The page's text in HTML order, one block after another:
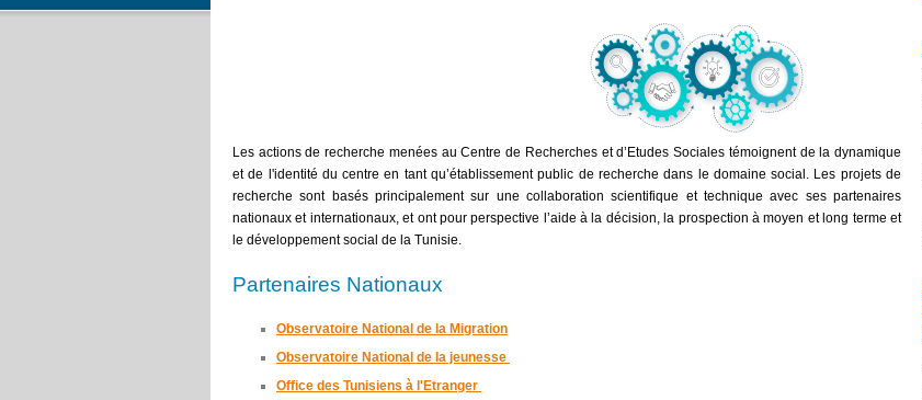
Les actions de recherche menées au Centre de Recherches et d’Etudes Sociales témoignent de la dynamique
et de l'identité du centre en tant qu’établissement public de recherche dans le domaine social. Les projets de
recherche sont basés principalement sur une collaboration scientifique et technique avec ses partenaires
nationaux et internationaux, et ont pour perspective l’aide à la décision, la prospection à moyen et long terme et
le développement social de la Tunisie.
Partenaires Nationaux
Observatoire National de la Migration
Observatoire National de la jeunesse
Office des Tunisiens à l'Etranger